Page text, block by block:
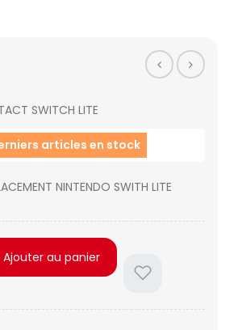
SWITCH LITE
articles en stock
NINTENDO SWITH LITE
Ajouter au panier